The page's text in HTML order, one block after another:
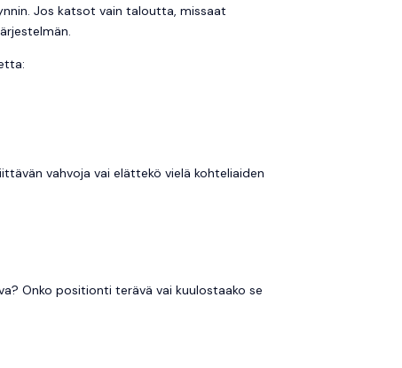
Jos katsot vain taloutta, missaat
vahvoja vai elättekö vielä kohteliaiden
Onko positionti terävä vai kuulostaako se